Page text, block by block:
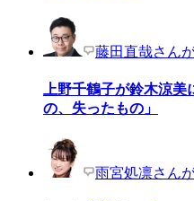
藤田直哉さん
上野千鶴子が鈴木涼
の、失ったもの」
雨宮処凛さん